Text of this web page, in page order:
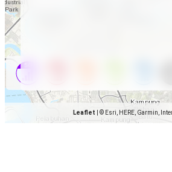
Leaflet © Esri, HERE, Garmin,